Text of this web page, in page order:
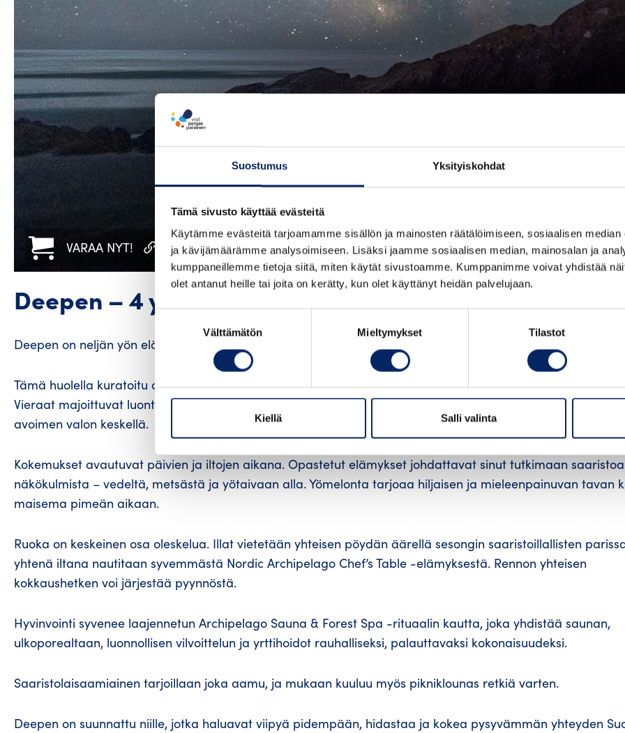
Suostumus Yksityiskohdat
Tämä sivusto käyttää evästeitä
Käytämme evästeitä tarjoamamme sisällön ja mainosten räätälöimiseen, sosiaalisen
ja kävijämäärämme analysoimiseen. Lisäksi jaamme sosiaalisen median, mainosalan ja
kumppaneillemme tietoja siitä, miten käytät sivustoamme. Kumppanimme voivat yhdistää
olet antanut heille tai joita on kerätty, kun olet käyttänyt heidän palvelujaan.
Suostumuksen
Välttämätön Mieltymykset Tilastot
Kiellä Salli valinta
VARAA NYT! WWW INSTAGRAM
Deepen – 4 yön saaristoelämys
Deepen on neljän yön elämys, joka syventää yhteyttä elämään Suomen saaristossa, Turun saariston
Tämä huolella kuratoitu oleskelu antaa aikaa asettua luonnolliseen rytmiin ja syventyä ympäröivään
Vieraat majoittuvat luontohenkiseen glamping-majoitukseen tai pieneen off-grid-mökkiin metsän, meren ja
avoimen valon keskellä.
Kokemukset avautuvat päivien ja iltojen aikana. Opastetut elämykset johdattavat sinut tutkimaan
näkökulmista – vedeltä, metsästä ja yötaivaan alla. Yömelonta tarjoaa hiljaisen ja mieleenpainuvan tavan
maisema pimeän aikaan.
Ruoka on keskeinen osa oleskelua. Illat vietetään yhteisen pöydän äärellä sesongin saaristoillallisten
yhtenä iltana nautitaan syvemmästä Nordic Archipelago Chef’s Table -elämyksestä. Rennon yhteisen
kokkaushetken voi järjestää pyynnöstä.
Hyvinvointi syvenee laajennetun Archipelago Sauna & Forest Spa -rituaalin kautta, joka yhdistää saunan,
ulkoporealtaan, luonnollisen vilvoittelun ja yrttihoidot rauhalliseksi, palauttavaksi kokonaisuudeksi.
Saaristolaisaamiainen tarjoillaan joka aamu, ja mukaan kuuluu myös pikniklounas retkiä varten.
Deepen on suunnattu niille, jotka haluavat viipyä pidempään, hidastaa ja kokea pysyvämmän yhteyden